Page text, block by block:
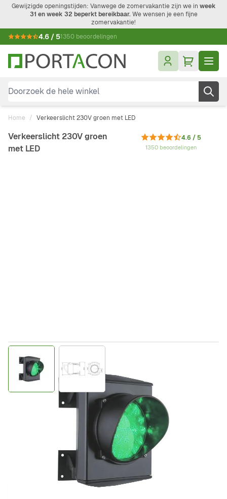
Ga naar de inhoud
Gewijzigde openingstijden: Vanwege de zomervakantie zijn we in week
31 en week 32 beperkt bereikbaar.We wensen je een fijne
zomervakantie!
4.6 / 51350 beoordelingen
Doorzoek de hele winkel
Home / Verkeerslicht 230V groen met LED
Verkeerslicht 230V groen
met LED
4.6 / 5
1350 beoordelingen
Direct leverbaar 221230 Productgroep D
Incl. BTW